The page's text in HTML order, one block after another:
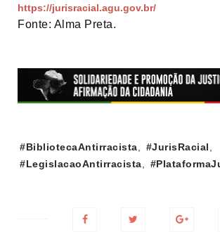
https://jurisracial.agu.gov.br/
Fonte: Alma Preta.
Tags:
#BibliotecaAntirracista #JurisRacial
#LegislacaoAntirracista